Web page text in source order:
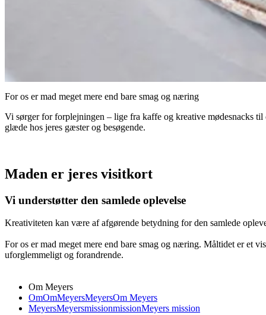
For os er mad meget mere end bare smag og næring
Vi sørger for forplejningen – lige fra kaffe og kreative mødesnacks
glæde hos jeres gæster og besøgende.
Maden er jeres visitkort
Vi understøtter den samlede oplevelse
Kreativiteten kan være af afgørende betydning for den samlede
For os er mad meget mere end bare smag og næring. Måltidet er et
uforglemmeligt og forandrende.
Om Meyers
OmOmMeyersMeyersOm Meyers
MeyersMeyersmissionmissionMeyers mission